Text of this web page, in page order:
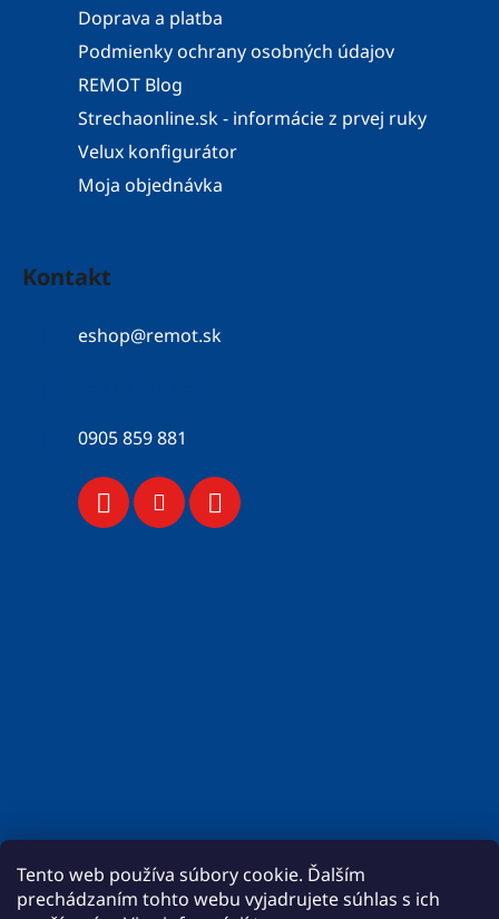
Tento web používa súbory cookie. Ďalším
prechádzaním tohto webu vyjadrujete súhlas s ich
Doprava a platba
Podmienky ochrany osobných údajov
REMOT Blog
Strechaonline.sk - informácie z prvej ruky
Velux konfigurátor
Moja objednávka
Kontakt
eshop@remot.sk
0905 859 881